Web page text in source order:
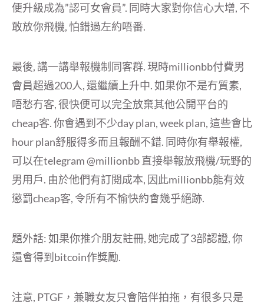
便升級成為”認可女會員”. 同時大家對你信心大增, 不
敢放你飛機, 怕錯過左約唔番.
最後, 講一講舉報機制同客群. 現時millionbb付費男
會員超過200人, 還繼續上升中. 如果你不是冇質素,
唔愁冇客, 很快便可以完全放棄其他公開平台的
cheap客. 你會遇到不少day plan, week plan, 這些會比
hour plan舒服得多而且報酬不錯. 同時你有舉報權,
可以在telegram @millionbb 直接舉報放飛機/玩野的
男用戶. 由於他們有訂閱成本, 因此millionbb能有效
懲罰cheap客, 令所有不愉快約會幾乎絕跡.
題外話: 如果你推介朋友註冊, 她完成了3部認證, 你
還會得到bitcoin作獎勵.
注意, PTGF，兼職女友只會陪伴拍拖，有很多只是